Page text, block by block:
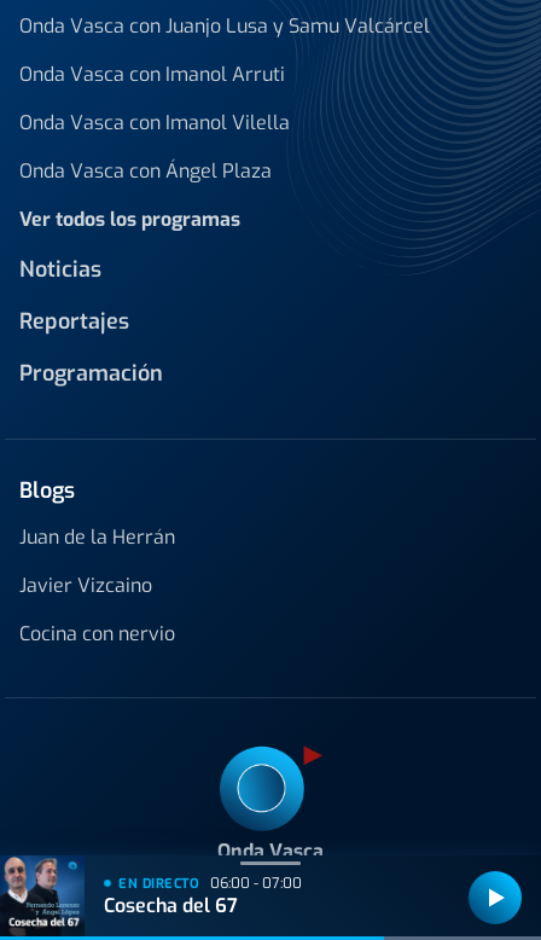
Onda Vasca con Juanjo Lusa y Samu Valcárcel
Onda Vasca con Imanol Arruti
Onda Vasca con Imanol Vilella
Onda Vasca con Ángel Plaza
Ver todos los programas
Noticias
Reportajes
Programación
Blogs
Juan de la Herrán
Javier Vizcaino
Cocina con nervio
Onda Vasca
C/ Padre Lojendio 2 - 1º 48008 Bilbao
Tel: 94 413 25 80
EN DIRECTO 06:00 - 07:00
Cosecha del 67